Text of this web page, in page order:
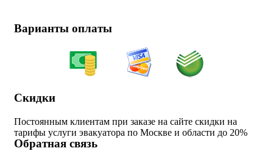
Варианты оплаты
Скидки
Постоянным клиентам при заказе на сайте скидки на
тарифы услуги эвакуатора по Москве и области до 20%
Обратная связь